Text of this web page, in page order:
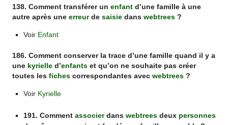
138. Comment transférer unenfant d’une famille à une
autre après uneerreurdesaisie danswebtrees ?
Voir Enfant
186. Comment conserver la trace d’une famille quand il y a
une kyrielle d’enfants et qu’on ne souhaite pas créer
toutes lesfiches correspondantes avecwebtrees ?
Voir Kyrielle
191. Comment associerdans webtreesdeux personnes